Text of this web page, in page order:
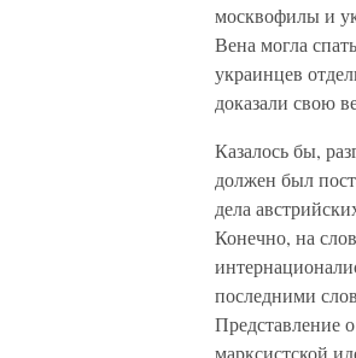
москвофилы и
Вена могла
украинцев
доказали свою
Казалось бы,
должен был
дела
Конечно, на
последними
Представление
марксистской